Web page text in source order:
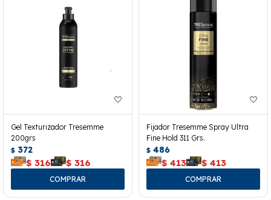
Gel Texturizador Tresemme
200grs
$ 372
$ 316 $ 316
Fijador Tresemme Spray Ultra
Fine Hold 311 Grs.
$ 486
$ 413 $ 413